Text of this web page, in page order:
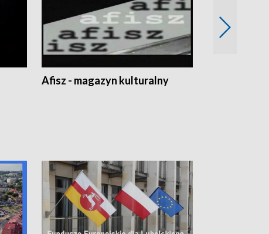
Afisz - magazyn kulturalny